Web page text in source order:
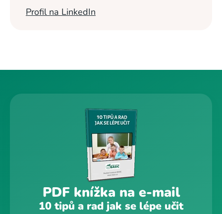
Profil na LinkedIn
PDF knížka na e-mail
10 tipů a rad jak se lépe učit